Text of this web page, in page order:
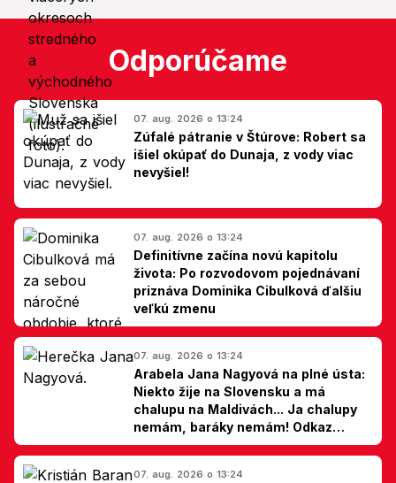
Odporúčame
07. aug. 2026 o 13:24
Zúfalé pátranie v Štúrove: Robert sa
išiel okúpať do Dunaja, z vody viac
nevyšiel!
07. aug. 2026 o 13:24
Definitívne začína novú kapitolu
života: Po rozvodovom pojednávaní
priznáva Dominika Cibulková ďalšiu
veľkú zmenu
07. aug. 2026 o 13:24
Arabela Jana Nagyová na plné ústa:
Niekto žije na Slovensku a má
chalupu na Maldivách... Ja chalupy
nemám, baráky nemám! Odkaz
Slovákom
07. aug. 2026 o 13:24